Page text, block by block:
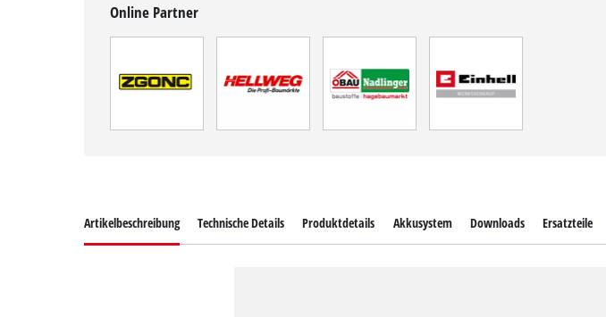
inkl. E-Case M
Online Partner
Artikelbeschreibung Technische Details Produktdetails Akkusystem Downloads Ersatzteile